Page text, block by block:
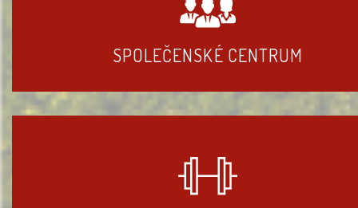
SPOLEČENSKÉ CENTRUM